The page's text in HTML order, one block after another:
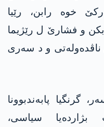
خوە رابن، رێیا
و فشارێ ل رێژیما
ناڤدەولەتی و د سەری
گرنگیا پابەندبوونا
سیاسی،